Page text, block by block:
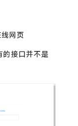
网页
的接口并不是